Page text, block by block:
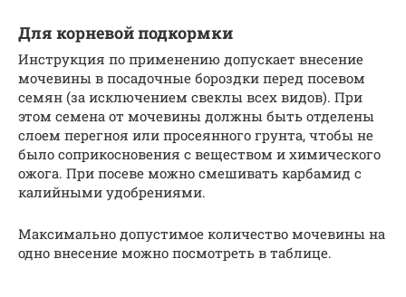
Для корневой подкормки
Инструкция по применению допускает внесение
мочевины в посадочные бороздки перед посевом
семян (за исключением свеклы всех видов). При
этом семена от мочевины должны быть отделены
слоем перегноя или просеянного грунта, чтобы не
было соприкосновения с веществом и химического
ожога. При посеве можно смешивать карбамид с
калийными удобрениями.
Максимально допустимое количество мочевины на
одно внесение можно посмотреть в таблице.